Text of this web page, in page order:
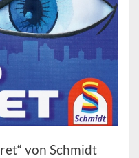
von Schmidt